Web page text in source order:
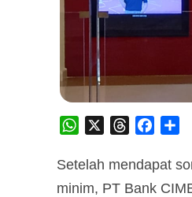
WhatsApp Threads
Setelah mendapat
minim, PT Bank